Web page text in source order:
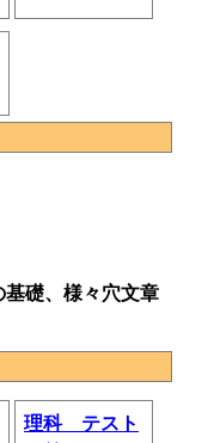
礎、様々穴文章
理科 テスト